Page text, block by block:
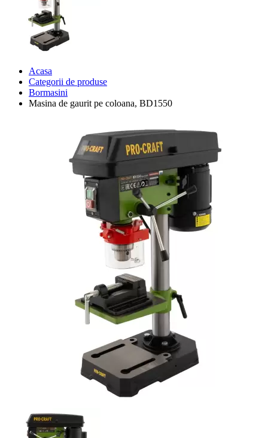
Acasa
Categorii de produse
Bormasini
Masina de gaurit pe coloana, BD1550